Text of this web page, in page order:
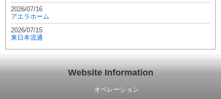
2026/07/16
アエラホーム
2026/07/15
東日本流通
Website Information
オペレーション